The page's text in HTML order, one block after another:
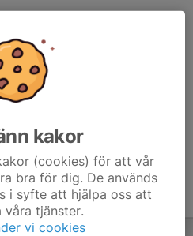
kakor
(cookies) för att vår
bra för dig. De används
i syfte att hjälpa oss att
tjänster.
vi cookies